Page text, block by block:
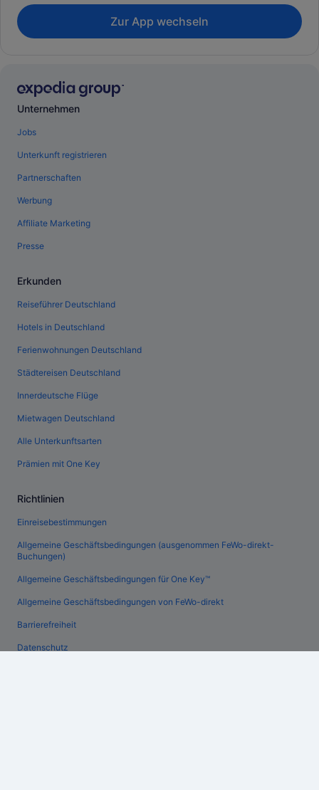
Zur App wechseln
Unternehmen
Jobs
Unterkunft registrieren
Partnerschaften
Werbung
Affiliate Marketing
Presse
Erkunden
Reiseführer Deutschland
Hotels in Deutschland
Ferienwohnungen Deutschland
Städtereisen Deutschland
Innerdeutsche Flüge
Mietwagen Deutschland
Alle Unterkunftsarten
Prämien mit One Key
Richtlinien
Einreisebestimmungen
Allgemeine Geschäftsbedingungen (ausgenommen FeWo-direkt-
Buchungen)
Allgemeine Geschäftsbedingungen für One Key™
Allgemeine Geschäftsbedingungen von FeWo-direkt
Barrierefreiheit
Datenschutz